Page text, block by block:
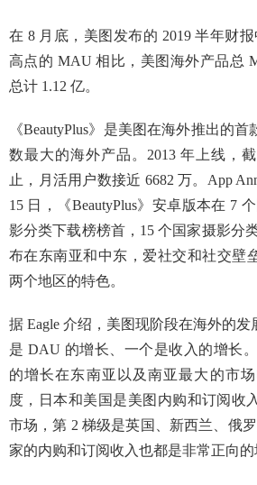
在 8 月底，美图发布的 2019 半年财
高点的 MAU 相比，美图海外产品总
总计 1.12 亿。
《BeautyPlus》是美图在海外推出的
数最大的海外产品。2013 年上线，截
止，月活用户数接近 6682 万。App
15 日，《BeautyPlus》安卓版本在 7
影分类下载榜榜首，15 个国家摄影分
布在东南亚和中东，爱社交和社交壁
两个地区的特色。
据 Eagle 介绍，美图现阶段在海外的
是 DAU 的增长、一个是收入的增长
的增长在东南亚以及南亚最大的市
度，日本和美国是美图内购和订阅收
市场，第 2 梯级是英国、新西兰、俄
家的内购和订阅收入也都是非常正向的